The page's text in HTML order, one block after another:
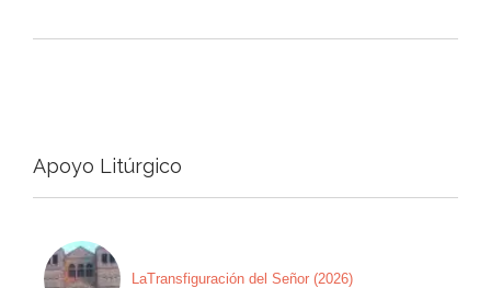
Apoyo Litúrgico
LaTransfiguración del Señor (2026)